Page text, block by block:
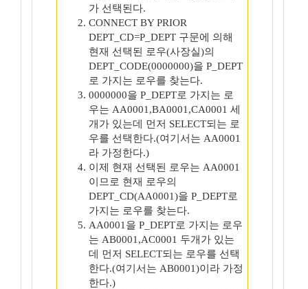
가 선택된다.
CONNECT BY PRIOR
DEPT_CD=P_DEPT 구문에 의해
현재 선택된 로우(사장실)의
DEPT_CODE(0000000)을 P_DEPT
로 가지는 로우를 찾는다.
0000000을 P_DEPT로 가지는 로
우는 AA0001,BA0001,CA0001 세
개가 있는데 먼저 SELECT되는 로
우를 선택한다.(여기서는 AA0001
라 가정한다.)
이제 현재 선택된 로우는 AA0001
이므로 현재 로우의
DEPT_CD(AA0001)을 P_DEPT로
가지는 로우를 찾는다.
AA0001을 P_DEPT로 가지는 로우
는 AB0001,AC0001 두개가 있는
데 먼저 SELECT되는 로우를 선택
한다.(여기서는 AB0001)이라 가정
한다.)